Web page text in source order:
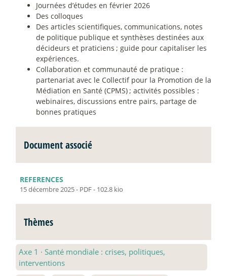
Journées d’études en février 2026
Des colloques
Des articles scientifiques, communications, notes
de politique publique et synthèses destinées aux
décideurs et praticiens ; guide pour capitaliser les
expériences.
Collaboration et communauté de pratique :
partenariat avec le Collectif pour la Promotion de la
Médiation en Santé (CPMS); activités possibles :
webinaires, discussions entre pairs, partage de
bonnes pratiques
Document associé
REFERENCES
15 décembre 2025- PDF- 102.8 kio
Thèmes
Axe 1 · Santé mondiale : crises, politiques,
interventions